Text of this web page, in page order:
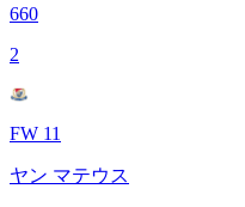
660
2
FW 11
ヤン マテウス